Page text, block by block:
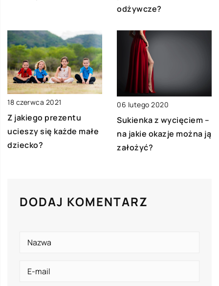
odżywcze?
18 czerwca 2021
Z jakiego prezentu
ucieszy się każde małe
dziecko?
06 lutego 2020
Sukienka z wycięciem –
na jakie okazje można ją
założyć?
DODAJ KOMENTARZ